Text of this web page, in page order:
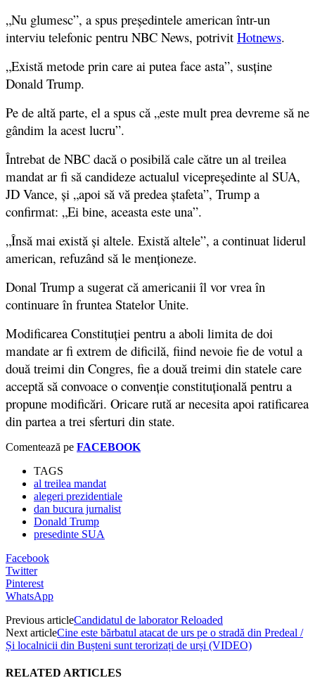
„Nu glumesc”, a spus președintele american într-un
interviu telefonic pentru NBC News, potrivit Hotnews.
„Există metode prin care ai putea face asta”, susține
Donald Trump.
Pe de altă parte, el a spus că „este mult prea devreme să ne
gândim la acest lucru”.
Întrebat de NBC dacă o posibilă cale către un al treilea
mandat ar fi să candideze actualul vicepreședinte al SUA,
JD Vance, și „apoi să vă predea ștafeta”, Trump a
confirmat: „Ei bine, aceasta este una”.
„Însă mai există și altele. Există altele”, a continuat liderul
american, refuzând să le menționeze.
Donal Trump a sugerat că americanii îl vor vrea în
continuare în fruntea Statelor Unite.
Modificarea Constituției pentru a aboli limita de doi
mandate ar fi extrem de dificilă, fiind nevoie fie de votul a
două treimi din Congres, fie a două treimi din statele care
acceptă să convoace o convenție constituțională pentru a
propune modificări. Oricare rută ar necesita apoi ratificarea
din partea a trei sferturi din state.
Comentează pe FACEBOOK
TAGS
al treilea mandat
alegeri prezidentiale
dan bucura jurnalist
Donald Trump
presedinte SUA
Facebook
Twitter
Pinterest
WhatsApp
Previous articleCandidatul de laborator Reloaded
Next articleCine este bărbatul atacat de urs pe o stradă din Predeal /
Și localnicii din Bușteni sunt terorizați de urși (VIDEO)
RELATED ARTICLES